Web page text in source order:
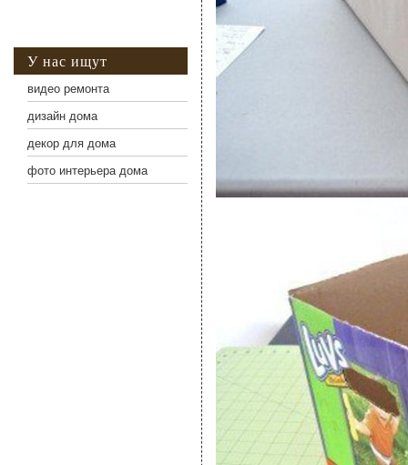
У нас ищут
видео ремонта
дизайн дома
декор для дома
фото интерьера дома